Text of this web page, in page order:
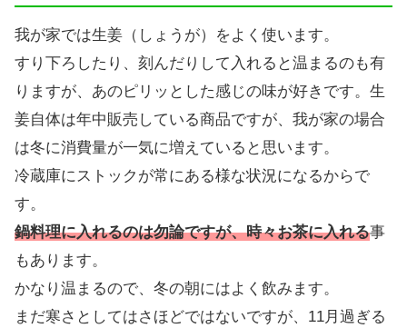
我が家では生姜（しょうが）をよく使います。
すり下ろしたり、刻んだりして入れると温まるのも有
りますが、あのピリッとした感じの味が好きです。生
姜自体は年中販売している商品ですが、我が家の場合
は冬に消費量が一気に増えていると思います。
冷蔵庫にストックが常にある様な状況になるからで
す。
鍋料理に入れるのは勿論ですが、時々お茶に入れる事
もあります。
かなり温まるので、冬の朝にはよく飲みます。
まだ寒さとしてはさほどではないですが、11月過ぎる